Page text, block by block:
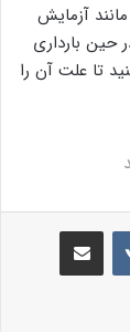
آزمایش
حین بارداری
تا علت آن را
VKontakte
Share via Email